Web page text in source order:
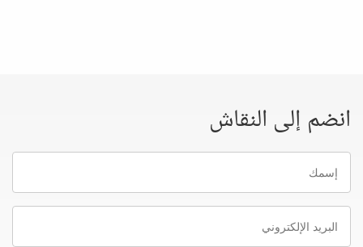
انضم إلى النقاش
إسمك
البريد
الإلكتروني